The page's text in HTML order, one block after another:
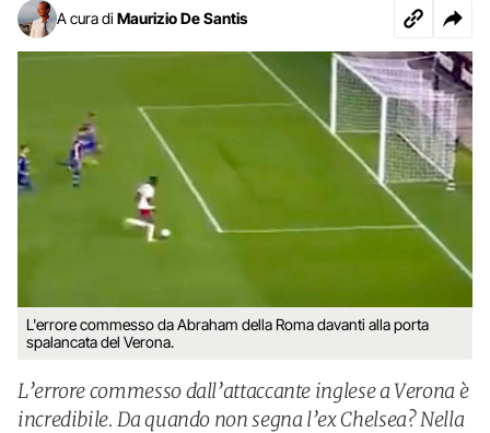
A cura di Maurizio De Santis
L'errore commesso da Abraham della Roma davanti alla porta
spalancata del Verona.
L’errore commesso dall’attaccante inglese a Verona è
incredibile. Da quando non segna l’ex Chelsea? Nella